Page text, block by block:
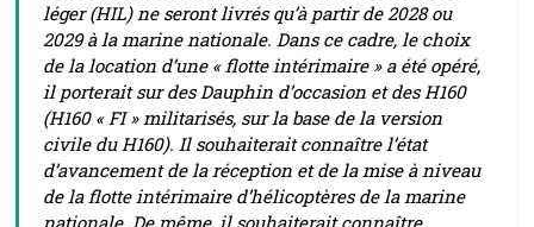
léger (HIL) ne seront livrés qu’à partir de 2028 ou
2029 à la marine nationale. Dans ce cadre, le choix
de la location d’une « flotte intérimaire » a été opéré,
il porterait sur des Dauphin d’occasion et des H160
(H160 « FI » militarisés, sur la base de la version
civile du H160). Il souhaiterait connaître l’état
d’avancement de la réception et de la mise à niveau
de la flotte intérimaire d’hélicoptères de la marine
nationale. De même, il souhaiterait connaître